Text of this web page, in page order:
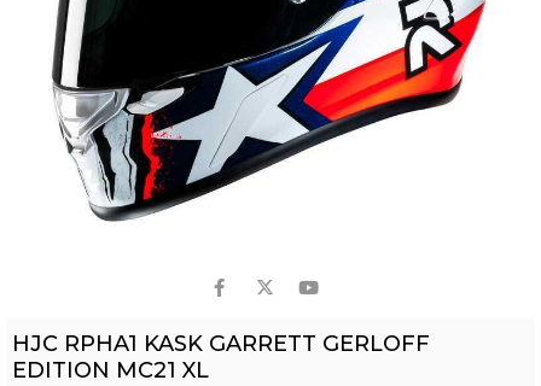
HJC RPHA1 KASK GARRETT GERLOFF
EDITION MC21 XL